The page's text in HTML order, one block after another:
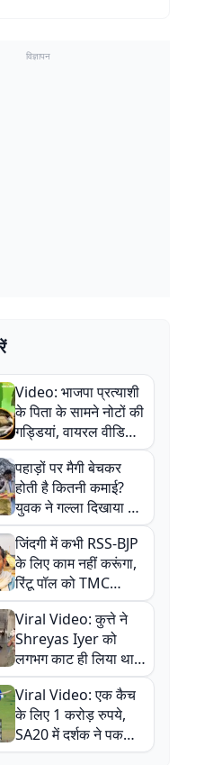
विज्ञापन
Video: भाजपा प्रत्याशी
के पिता के सामने नोटों की
गड्डियां, वायरल वीडियो
से राजनीति में उबाल,
अजित महतो बोले- TMC
की गंदी चाल
पहाड़ों पर मैगी बेचकर
होती है कितनी कमाई?
युवक ने गल्ला दिखाया तो
नौकरी वालों के खड़े हो गए
कान
जिंदगी में कभी RSS-BJP
के लिए काम नहीं करूंगा,
रिंटू पॉल को TMC
ऑफिस में ले जाकर पीटा,
Video वायरल
Viral Video: कुत्ते ने
Shreyas Iyer को
लगभग काट ही लिया था,
न्यूजीलैंड सीरीज से पहले
बाल-बाल बचे
Viral Video: एक कैच
के लिए 1 करोड़ रुपये,
SA20 में दर्शक ने पकड़ा
एक हाथ से गजब का कैच